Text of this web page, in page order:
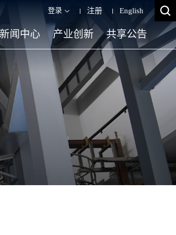
登录 注册 English
新闻中心 产业创新 共享公告